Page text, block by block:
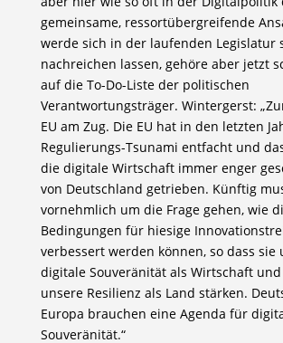
gemeinsame, ressortübergreifende
werde sich in der laufenden Legislatur
nachreichen lassen, gehöre aber jetzt
auf die To-Do-Liste der politischen
Verantwortungsträger. Wintergerst:
EU am Zug. Die EU hat in den letzten
Regulierungs-Tsunami entfacht und
die digitale Wirtschaft immer enger
von Deutschland getrieben. Künftig
vornehmlich um die Frage gehen, wie
Bedingungen für hiesige
verbessert werden können, so dass sie
digitale Souveränität als Wirtschaft
unsere Resilienz als Land stärken.
Europa brauchen eine Agenda für
Souveränität.“